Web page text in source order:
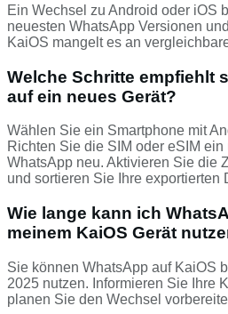
Ein Wechsel zu Android oder iOS
neuesten WhatsApp Versionen
KaiOS mangelt es an
Welche Schritte empfiehlt
auf ein neues Gerät?
Wählen Sie ein Smartphone mit
Richten Sie die SIM oder eSIM
WhatsApp neu. Aktivieren Sie die
und sortieren Sie Ihre exportierten
Wie lange kann ich
meinem KaiOS Gerät
Sie können WhatsApp auf KaiOS
2025 nutzen. Informieren Sie Ihre
planen Sie den Wechsel